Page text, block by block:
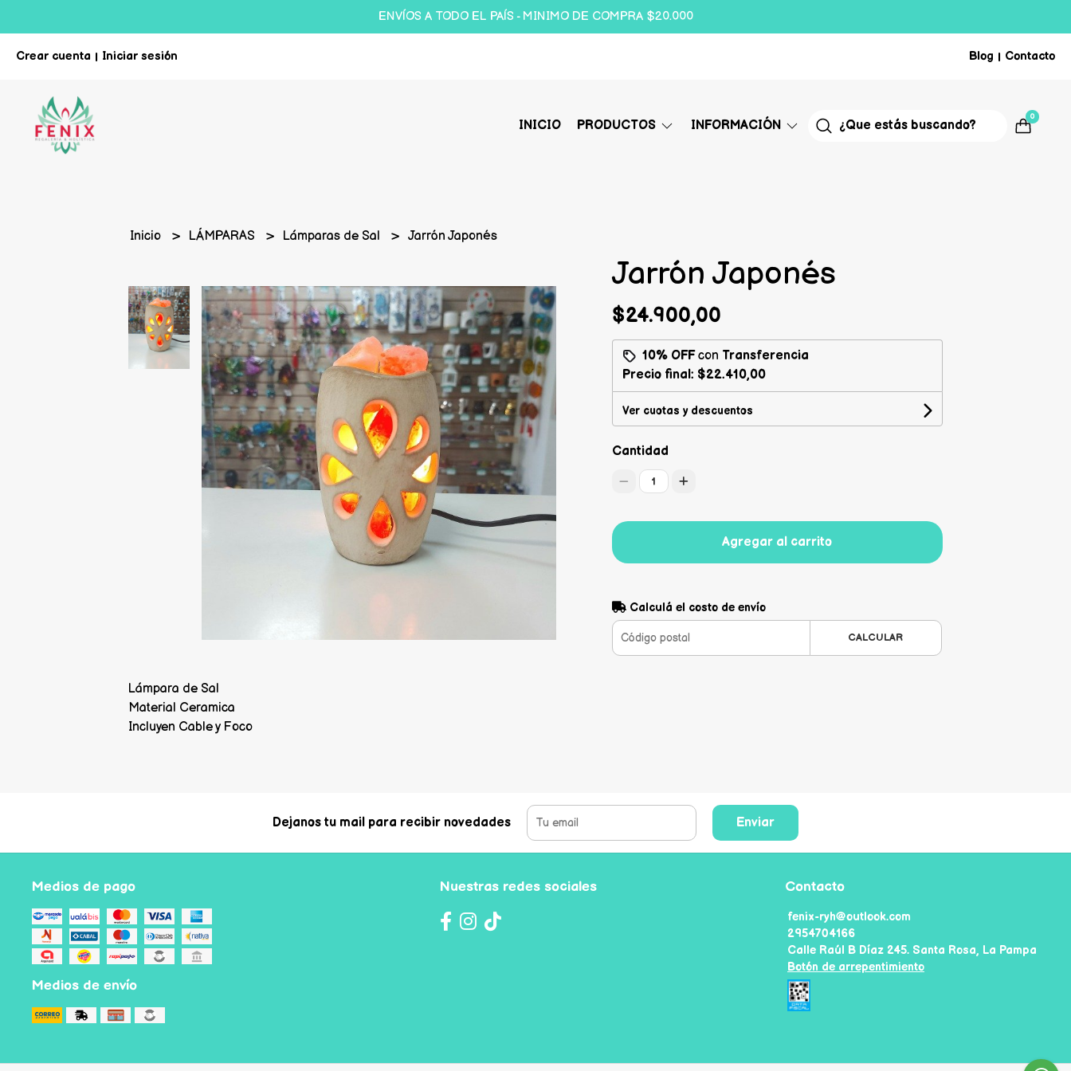
ENVÍOS A TODO EL PAÍS - MINIMO DE COMPRA $20.000
Crear cuenta | Iniciar sesión Blog | Contacto
INICIO PRODUCTOS INFORMACIÓN
0
Inicio LÁMPARAS Lámparas de Sal Jarrón Japonés
Lámpara de Sal
Material Ceramica
Incluyen Cable y Foco
Jarrón Japonés
$24.900,00
10% OFFcon Transferencia
Precio final: $22.410,00
Ver cuotas y descuentos
Cantidad
1
Agregar al carrito
Calculá el costo de envío
CALCULAR
Dejanos tu mail para recibir novedades Enviar
Medios de pago
Medios de envío
Nuestras redes sociales Contacto
fenix-ryh@outlook.com
2954704166
Calle Raúl B Díaz 245. Santa Rosa, La Pampa
Botón de arrepentimiento